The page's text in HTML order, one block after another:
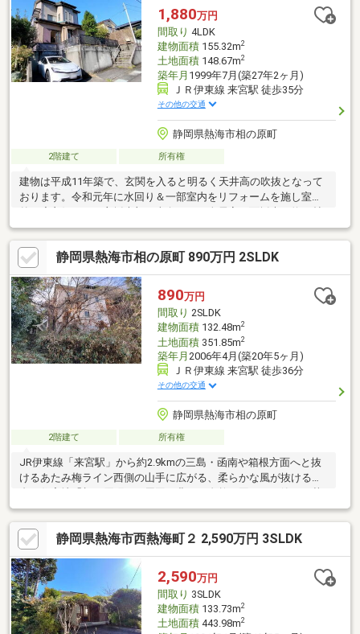
公園」と余暇の散策に困らない立地。別荘地内にゴルフ場もある
のでゴルフ好きの方には嬉しいゴルフ三昧！現在は貸別荘として
稼働中なので利回りの事業用としてもご自身の別荘としても資産
価値の高い物件です
1,880万円
間取り 4LDK
建物面積155.32m2
土地面積148.67m2
築年月 1999年7月(築27年2ヶ月)
ＪＲ伊東線 来宮駅 徒歩35分
その他の交通
静岡県熱海市相の原町
2階建て 所有権
建物は平成11年築で、玄関を入ると明るく天井高の吹抜となって
おります。令和元年に水回り＆一部室内をリフォームを施し室内
外程度良好です。主採光部は南向きで、全居室２面採光で約19帖
のLDKは明るく陽光が心地良く室内に差し込みます。２階には一
面広いバルコニーを設け、沢山の洗濯物も一度に干せてしまうの
もいいですね。３階には約21.0帖のフリースペースがあるので物
置としての利用や趣味のお部屋として多目的に利用可能です。ま
た間数も多いのでファミリー層にお勧めです
静岡県熱海市相の原町 890万円 2SLDK
890万円
間取り 2SLDK
建物面積132.48m2
土地面積351.85m2
築年月 2006年4月(築20年5ヶ月)
ＪＲ伊東線 来宮駅 徒歩36分
その他の交通
静岡県熱海市相の原町
2階建て 所有権
JR伊東線「来宮駅」から約2.9kmの三島・函南や箱根方面へと抜
けるあたみ梅ライン西側の山手に広がる、柔らかな風が抜ける高
ち着いた環境が魅力。市街地からはやや距離がありますが、その
分、喧噪から離れた閑静な住宅街として、心穏やかな暮らしを実
現できます。緑豊かな長閑な景色と清々しい空気を存分に楽しめ
ます。周辺には、四季折々の花々やアスレチックが楽しめる「姫
の沢公園」や、紅葉・梅で有名な「熱海梅園」、ゴルフ場など自
然やレジャースポットが点在しています。
静岡県熱海市西熱海町２ 2,590万円 3SLDK
2,590万円
間取り 3SLDK
建物面積133.73m2
土地面積443.98m2